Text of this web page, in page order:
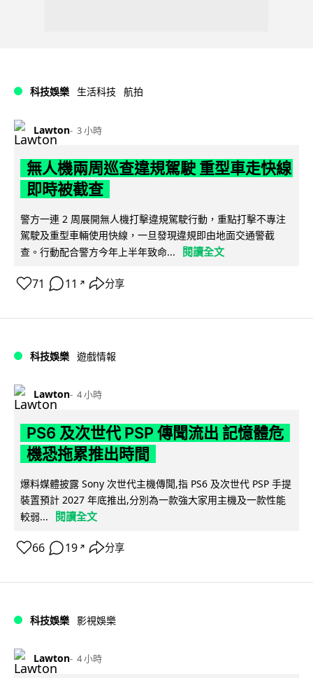
科技娛樂 生活科技 航拍
Lawton 3 小時
無人機兩周巡查違規駕駛 重型車走快線
即時被截查
警方一連 2 周展開無人機打擊違規駕駛行動，重點打擊不專注
駕駛及重型車輛使用快線，一旦發現違規即由地面交通警截
查。行動配合警方今年上半年致命...
閱讀全文
71 11 ↗ 分享
科技娛樂 遊戲情報
Lawton 4 小時
PS6 及次世代 PSP 傳聞流出 記憶體危
機恐拖累推出時間
爆料媒體披露 Sony 次世代主機傳聞,指 PS6 及次世代 PSP 手提
裝置預計 2027 年底推出,分別為一款強大家用主機及一款性能
較弱...
閱讀全文
66 19 ↗ 分享
科技娛樂 影視娛樂
Lawton 4 小時